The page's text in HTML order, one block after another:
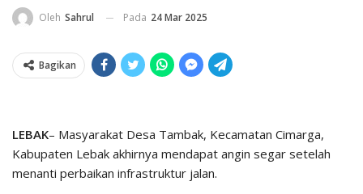
Oleh Sahrul Pada 24 Mar 2025
Bagikan
LEBAK– Masyarakat Desa Tambak, Kecamatan Cimarga,
Kabupaten Lebak akhirnya mendapat angin segar setelah
menanti perbaikan infrastruktur jalan.